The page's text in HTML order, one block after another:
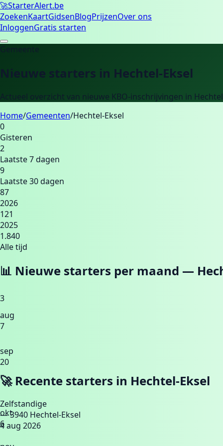
🚀StarterAlert.be
ZoekenKaartGidsenBlogPrijzenOver ons
InloggenGratis starten
Gemeente
Nieuwe starters in Hechtel-Eksel
Actueel overzicht van nieuwe KBO-inschrijvingen in
Home/Gemeenten/Hechtel-Eksel
0
Gisteren
2
Laatste 7 dagen
9
Laatste 30 dagen
87
2026
121
2025
1.840
Alle tijd
📊 Nieuwe starters per maand —
3
aug
7
sep
20
okt
6
🚀 Recente starters in Hechtel-Eksel
Zelfstandige
— 3940 Hechtel-Eksel
4 aug 2026